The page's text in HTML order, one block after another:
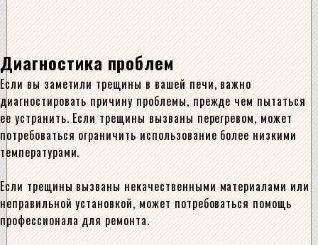
Диагностика проблем
Если вы заметили трещины в вашей печи, важно
диагностировать причину проблемы, прежде чем пытаться
ее устранить. Если трещины вызваны перегревом, может
потребоваться ограничить использование более низкими
температурами.
Если трещины вызваны некачественными материалами или
неправильной установкой, может потребоваться помощь
профессионала для ремонта.